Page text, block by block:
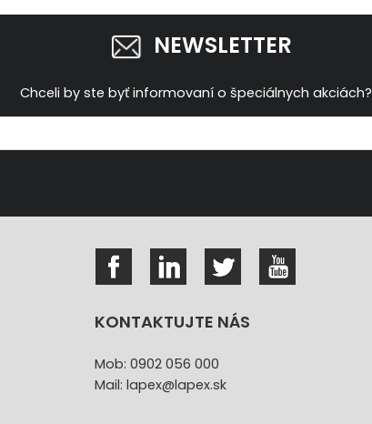
NEWSLETTER
Chceli by ste byť informovaní o špeciálnych akciách?
KONTAKTUJTE NÁS
Mob: 0902 056 000
Mail: lapex@lapex.sk